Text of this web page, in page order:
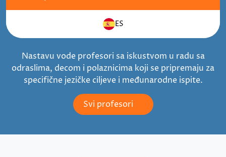
ES
Nastavu vode profesori sa iskustvom u radu sa
odraslima, decom i polaznicima koji se pripremaju za
specifične jezičke ciljeve i međunarodne ispite.
Svi profesori